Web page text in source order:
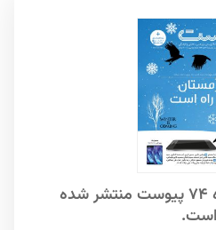
این مطلب در شماره ۷۴ پیوست منتشر شده
است.